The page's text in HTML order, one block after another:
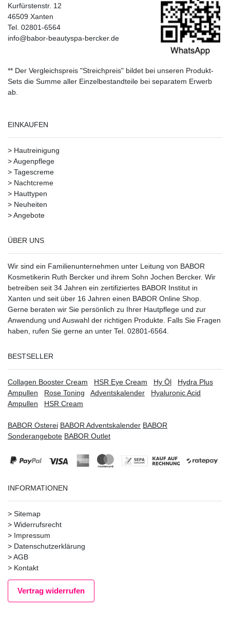
Kurfürstenstr. 12
46509 Xanten
Tel. 02801-6564
info@babor-beautyspa-bercker.de
** Der Vergleichspreis "Streichpreis" bildet bei unseren Produkt-
Sets die Summe aller Einzelbestandteile bei separatem Erwerb
ab.
EINKAUFEN
> Hautreinigung
>Augenpflege
> Tagescreme
> Nachtcreme
> Hauttypen
> Neuheiten
>Angebote
ÜBER UNS
Wir sind ein Familienunternehmen unter Leitung von BABOR
Kosmetikerin Ruth Bercker und ihrem Sohn Jochen Bercker. Wir
betreiben seit 34 Jahren ein zertifiziertes BABOR Institut in
Xanten und seit über 16 Jahren einen BABOR Online Shop.
Gerne beraten wir Sie persönlich zu Ihrer Hautpflege und zur
Anwendung und Auswahl der richtigen Produkte. Falls Sie Fragen
haben, rufen Sie gerne an unter Tel. 02801-6564.
BESTSELLER
Collagen Booster Cream HSR Eye Cream Hy Öl
Hydra Plus
Ampullen
Rose Toning Adventskalender
Hyaluronic Acid
Ampullen
HSR Cream
BABOR Osterei BABOR Adventskalender BABOR
Sonderangebote BABOR Outlet
INFORMATIONEN
> Sitemap
> Widerrufsrecht
> Impressum
> Datenschutzerklärung
>AGB
> Kontakt
Vertrag widerrufen